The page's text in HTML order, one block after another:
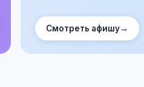
Смотреть афишу→